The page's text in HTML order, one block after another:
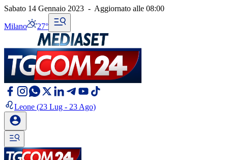
Sabato 14 Gennaio 2023 - Aggiornato alle 08:00
Milano 27°
Leone (23 Lug - 23 Ago)